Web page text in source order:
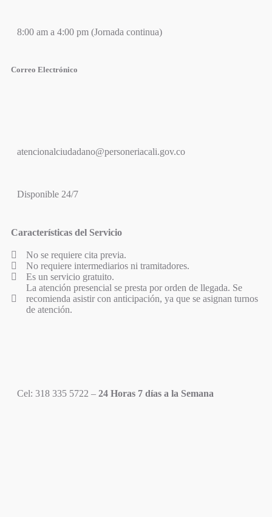
8:00 am a 4:00 pm (Jornada continua)
Correo Electrónico
atencionalciudadano@personeriacali.gov.co
Disponible 24/7
Características del Servicio
No se requiere cita previa.
No requiere intermediarios ni tramitadores.
Es un servicio gratuito.
La atención presencial se presta por orden de llegada. Se
recomienda asistir con anticipación, ya que se asignan turnos
de atención.
Cel: 318 335 5722 – 24 Horas 7 días a la Semana